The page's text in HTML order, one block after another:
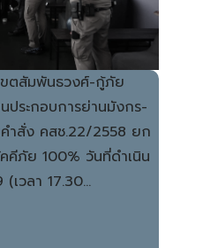
ขตสัมพันธวงศ์-กู้ภัย
ประกอบการย่านมังกร-
คำสั่ง คสช.22/2558 ยก
คีภัย 100% วันที่ดำเนิน
เวลา 17.30…